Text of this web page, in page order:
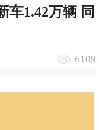
车1.42万辆 同
6109